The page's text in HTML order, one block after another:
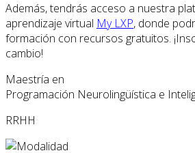
Además, tendrás acceso a nuestra
aprendizaje virtual My LXP, donde
formación con recursos gratuitos.
cambio!
Maestría en
Programación Neurolingüística e
RRHH